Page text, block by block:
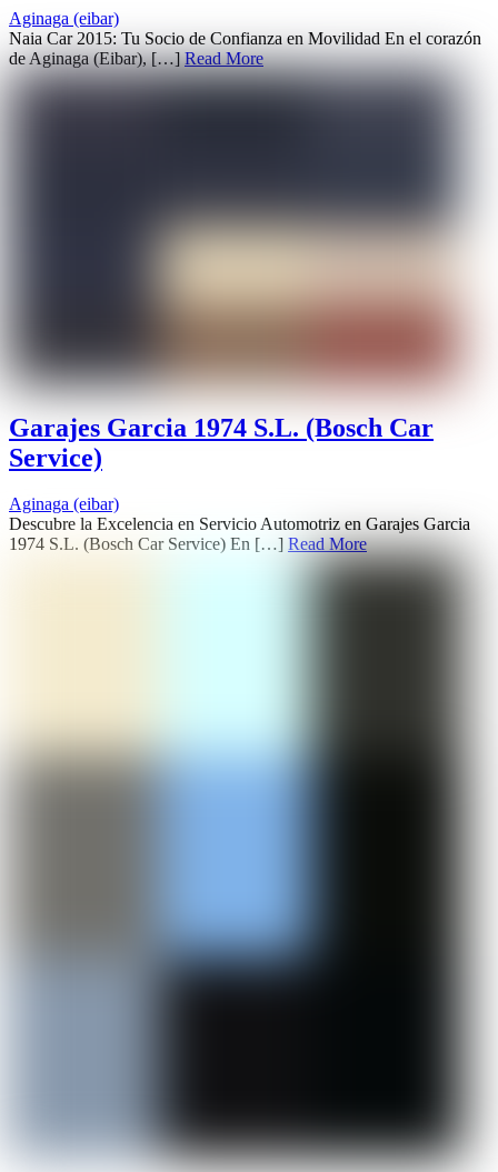
Aginaga (eibar)
Naia Car 2015: Tu Socio de Confianza en Movilidad En el corazón
de Aginaga (Eibar), […]Read More
Garajes Garcia 1974 S.L. (Bosch Car
Service)
Aginaga (eibar)
Descubre la Excelencia en Servicio Automotriz en Garajes Garcia
1974 S.L. (Bosch Car Service) En […] Read More